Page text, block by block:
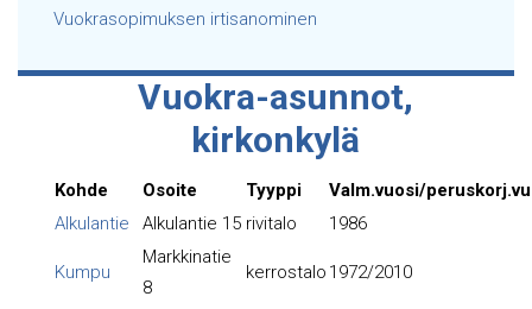
Vuokrasopimuksen irtisanominen
Vuokra-asunnot,
kirkonkylä
Kohde Osoite Tyyppi
Valm.vuosi/
Alkulantie
Alkulantie 15 rivitalo 1986
Kumpu
Markkinatie
8
kerrostalo 1972/2010